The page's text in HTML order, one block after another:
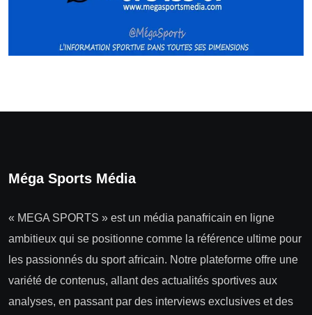
Méga Sports Média
« MEGA SPORTS » est un média panafricain en ligne
ambitieux qui se positionne comme la référence ultime pour
les passionnés du sport africain. Notre plateforme offre une
variété de contenus, allant des actualités sportives aux
analyses, en passant par des interviews exclusives et des